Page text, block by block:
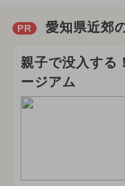
PR 愛知県近郊
親子で没入する
ージアム